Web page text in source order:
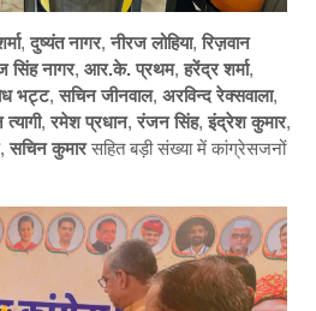
, दुष्यंत नागर, नीरज लोहिया, रिज़वान
सिंह नागर, आर.के. प्रथम, हरेंद्र शर्मा,
भट्ट, सचिन जीनवाल, अरविन्द रेक्सवाला,
त्यागी, रमेश प्रधान, रंजन सिंह, इंद्रेश कुमार,
, सचिन कुमारसहित बड़ी संख्या में कांग्रेसजनों